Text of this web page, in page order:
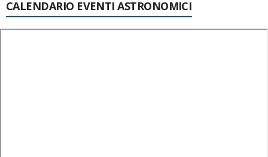
CALENDARIO EVENTI ASTRONOMICI